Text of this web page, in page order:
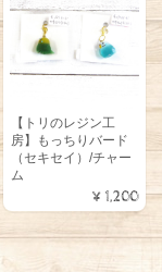
【トリのレジン工
房】もっちりバード
（セキセイ）/チャー
ム
¥1,200